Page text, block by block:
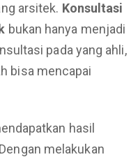
arsitek. Konsultasi
bukan hanya menjadi
pada yang ahli,
bisa mencapai
hasil
melakukan